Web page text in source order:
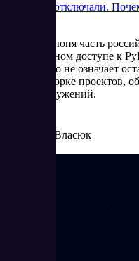
Python не отключали.
В начале июня часть
нестабильном доступе к
Python. Это не означает
мешать сборке проектов,
новых окружений.
Елена Власюк